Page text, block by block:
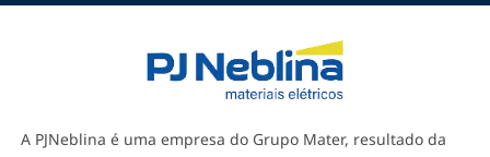
A PJNeblina é uma empresa do Grupo Mater, resultado da